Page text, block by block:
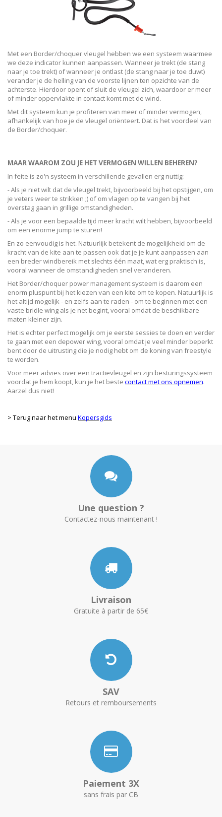
Met een Border/choquer vleugel hebben we een systeem waarmee
we deze indicator kunnen aanpassen. Wanneer je trekt (de stang
naar je toe trekt) of wanneer je ontlast (de stang naar je toe duwt)
verander je de helling van de voorste lijnen ten opzichte van de
achterste. Hierdoor opent of sluit de vleugel zich, waardoor er meer
of minder oppervlakte in contact komt met de wind.
Met dit systeem kun je profiteren van meer of minder vermogen,
afhankelijk van hoe je de vleugel oriënteert. Dat is het voordeel van
de Border/choquer.
MAAR WAAROM ZOU JE HET VERMOGEN WILLEN BEHEREN?
In feite is zo'n systeem in verschillende gevallen erg nuttig:
- Als je niet wilt dat de vleugel trekt, bijvoorbeeld bij het opstijgen, om
je veters weer te strikken ;) of om vlagen op te vangen bij het
overstag gaan in grillige omstandigheden.
- Als je voor een bepaalde tijd meer kracht wilt hebben, bijvoorbeeld
om een enorme jump te sturen!
En zo eenvoudig is het. Natuurlijk betekent de mogelijkheid om de
kracht van de kite aan te passen ook dat je je kunt aanpassen aan
een breder windbereik met slechts één maat, wat erg praktisch is,
vooral wanneer de omstandigheden snel veranderen.
Het Border/choquer power management systeem is daarom een
enorm pluspunt bij het kiezen van een kite om te kopen. Natuurlijk is
het altijd mogelijk - en zelfs aan te raden - om te beginnen met een
vaste bridle wing als je net begint, vooral omdat de beschikbare
maten kleiner zijn.
Het is echter perfect mogelijk om je eerste sessies te doen en verder
te gaan met een depower wing, vooral omdat je veel minder beperkt
bent door de uitrusting die je nodig hebt om de koning van freestyle
te worden.
Voor meer advies over een tractievleugel en zijn besturingssysteem
voordat je hem koopt, kun je het beste contact met ons opnemen.
Aarzel dus niet!
> Terug naar het menu Kopersgids
Une question ?
Contactez-nous maintenant !
Livraison
Gratuite à partir de 65€
SAV
Retours et remboursements
Paiement 3X
sans frais par CB